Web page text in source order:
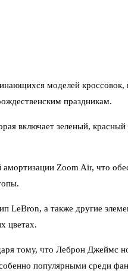
моделей
праздникам.
включает зеленый,
Zoom Air, что
LeBron, а также другие
цветах.
тому, что Леброн Джеймс
популярными среди